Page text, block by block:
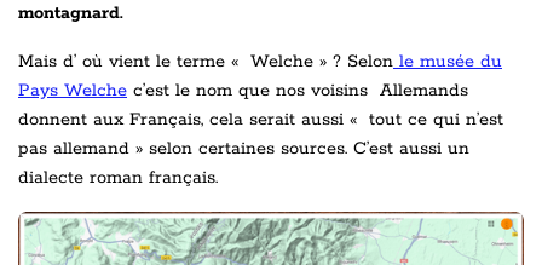
montagnard.
Mais d’ où vient le terme « Welche » ? Selon le musée du
Pays Welche c’est le nom que nos voisins Allemands
donnent aux Français, cela serait aussi « tout ce qui n’est
pas allemand » selon certaines sources. C’est aussi un
dialecte roman français.